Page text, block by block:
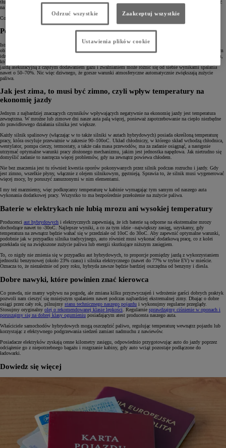
tłumaczą to ty, że podczas jazdy po drodze zbyt wiele zmiennych ma wpływ na zużycie paliwa, by móc liczyć
na powtarzalny wynik.
Co zatem warto wiedzieć o czynnikach, na które nie mamy bezpośredniego wpływu?
Pogoda na jazdę, czyli jak aura wpływa na spalanie
Istnieją warunki atmosferyczne, które znacząco zwiększają spalanie w naszych autach. Ulewny deszcz, mgła,
oblodzona droga czy padający śnieg wymuszają bardziej zachowawczą jazdę, częstsze hamowanie i – co za tym
idzie – mniejszą płynność. Szczególnie odczuwają to kierowcy spędzający większość czasu w ruchu miejskim,
który jest najbardziej podatny na niepogodę. Ten sam dystans pokonany ze stałą prędkością w porównaniu z
jazdą asekuracyjną z częstym dodawaniem gazu i zwalnianiem może różnić się od siebie wynikami spalania
nawet o 50–70%. Nic więc dziwnego, że gorsze warunki atmosferyczne automatycznie zwiększają zużycie
paliwa.
Jak jest zima, to musi być zimno, czyli wpływ temperatury na
ekonomię jazdy
Jednym z najbardziej znaczących czynników wpływających negatywnie na ekonomię jazdy jest temperatura
zewnętrzna. W mroźne lub zimowe dni nasze auta palą więcej, ponieważ zapotrzebowanie na ciepło niezbędne
do prawidłowego działania silnika jest większe.
Każdy silnik spalinowy (włączając w to także silniki w autach hybrydowych) posiada określoną temperaturę
pracy, która oscyluje przeważnie w zakresie 90–100oC. Układ chłodniczy, w którego skład wchodzą chłodnica,
wentylator, pompa cieczy, termostaty, a także cała masa przewodów, ma za zadanie osiągnąć, a następnie
utrzymać optymalne warunki pracy złożonego mechanizmu, jakim jest jednostka napędowa. Jak nietrudno się
domyślić zadanie to nastręcza więcej problemów, gdy na zewnątrz powiewa chłodem.
Nie bez znaczenia jest tu również kwestia oporów pokonywanych przez silnik podczas rozruchu i jazdy. Gdy
jest zimno, wszelkie płyny, włącznie z olejem silnikowym, gęstnieją. Sprawia to, że silnik musi wygenerować
więcej mocy, by poruszyć zanurzonymi w nim elementami.
I my też marzniemy, więc podkręcamy temperaturę w kabinie wymagając tym samym od naszego auta
wykonania dodatkowej pracy. Wszystko to ma bezpośrednie przełożenie na zużycie paliwa.
Baterie w elektrykach nie lubią mrozu ani wysokiej temperatury
Producenci aut hybrydowych i elektrycznych zapewniają, że ich baterie są odporne na ekstremalne mrozy
dochodzące nawet to -30oC. Najlepsze wyniki, a co za tym idzie –największy zasięg, uzyskamy, gdy
temperatura na zewnątrz będzie wahać się w przedziale od 10oC do 30oC. Aby zapewnić optymalne warunki,
podobnie jak w przypadku silnika tradycyjnego, auto również musi wykonać dodatkową pracę, co z kolei
przekłada się na zwiększone zużycie paliwa lub energii skutkujące niższym zasięgiem.
To, co nigdy nie zmienia się w przypadku aut hybrydowych, to proporcje pomiędzy jazdą z wykorzystaniem
jednostki benzynowej (około 23% czasu) i silnika elektrycznego (nawet do 77% w trybie EV) w mieście.
Oznacza to, że niezależnie od pory roku, hybryda zawsze będzie bardziej oszczędna od benzyny i diesla.
Dobre nawyki, które powinien znać kierowca
Co prawda, nie mamy wpływu na pogodę, ale zmiana kilku przyzwyczajeń i wdrożenie garści dobrych praktyk
pozwoli nam cieszyć się mniejszym spalaniem nawet podczas najbardziej ekstremalnej zimy. Dbając o dobre
osiągi przez cały rok, pilnujmy stanu technicznego naszego pojazdu i wykonujmy regularne przeglądy.
Stosujmy oryginalny olej o rekomendowanej klasie lepkości . Regularnie sprawdzajmy ciśnienie w oponach i
poruszajmy się na dobrej klasy ogumieniu posiadającym atest producenta naszego auta.
Właściciele samochodów hybrydowych mogą oszczędzić paliwo, regulując temperaturę wewnątrz pojazdu lub
korzystając z efektywnego podgrzewania siedzeń zamiast nadmuchu z nawiewów.
Posiadacze elektryków zyskają cenne kilometry zasięgu, odpowiednio przygotowując auto do jazdy poprzez
odciążenie go z niepotrzebnego bagażu i rozgrzanie kabiny, gdy auto wciąż pozostaje podłączone do
ładowarki.
Dowiedz się więcej
Odrzuć wszystkie Zaakceptuj wszystkie
Ustawienia plików cookie